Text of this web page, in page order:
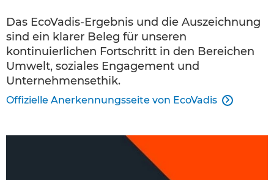
Das EcoVadis-Ergebnis und die Auszeichnung
sind ein klarer Beleg für unseren
kontinuierlichen Fortschritt in den Bereichen
Umwelt, soziales Engagement und
Unternehmensethik.
Offizielle Anerkennungsseite von EcoVadis 